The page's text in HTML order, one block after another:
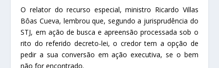
O relator dorecurso especial, ministro Ricardo Villas
Bôas Cueva, lembrou que, segundo a jurisprudência do
STJ, em ação de busca e apreensão processada sob o
rito do referido decreto-lei, o credor tem a opção de
pedir a sua conversão em ação executiva, se o bem
não for encontrado.